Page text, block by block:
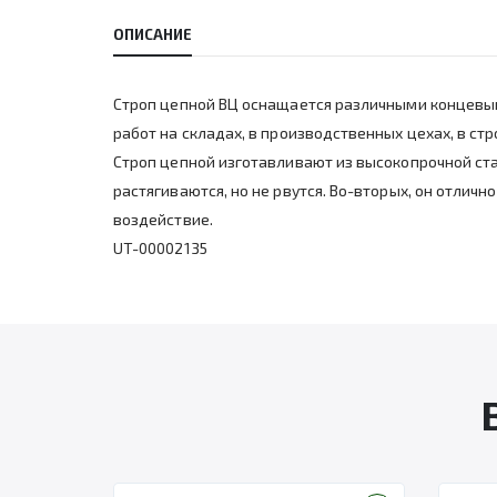
ОПИСАНИЕ
Строп цепной ВЦ оснащается различными
работ на складах, в производственных цехах, в
Строп цепной изготавливают из высокопрочной
растягиваются, но не рвутся. Во-вторых, он
воздействие.
UT-00002135